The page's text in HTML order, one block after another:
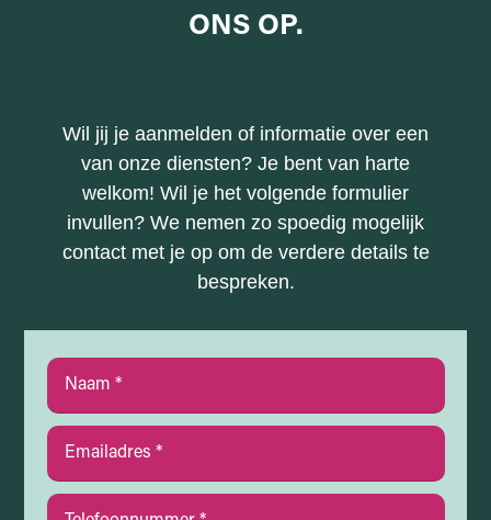
ONS OP.
Wil jij je aanmelden of informatie over een
van onze diensten? Je bent van harte
welkom! Wil je het volgende formulier
invullen? We nemen zo spoedig mogelijk
contact met je op om de verdere details te
bespreken.